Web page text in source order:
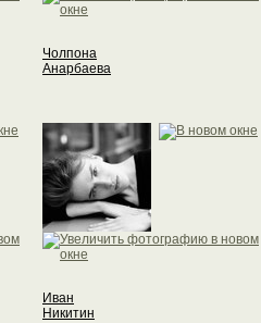
Чолпона
Анарбаева
Иван
Никитин